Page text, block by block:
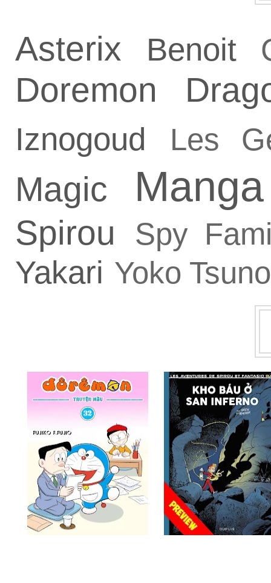
Asterix Benoit
Doremon
Iznogoud Les
Magic Manga
Spirou Spy
Yakari Yoko Tsuno